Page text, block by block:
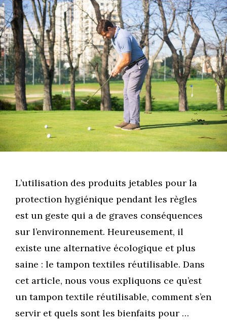
L’utilisation des produits jetables pour la
protection hygiénique pendant les règles
est un geste qui a de graves conséquences
sur l’environnement. Heureusement, il
existe une alternative écologique et plus
saine : le tampon textiles réutilisable. Dans
cet article, nous vous expliquons ce qu’est
un tampon textile réutilisable, comment s’en
servir et quels sont les bienfaits pour …